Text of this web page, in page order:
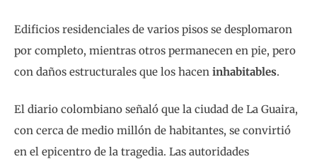
Edificios residenciales de varios pisos se desplomaron
por completo, mientras otros permanecen en pie, pero
con daños estructurales que los hacen inhabitables.
El diario colombiano señaló que la ciudad de La Guaira,
con cerca de medio millón de habitantes, se convirtió
en el epicentro de la tragedia. Las autoridades